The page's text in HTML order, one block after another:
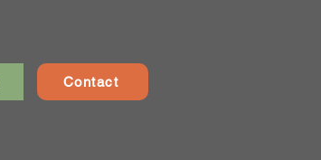
Contact